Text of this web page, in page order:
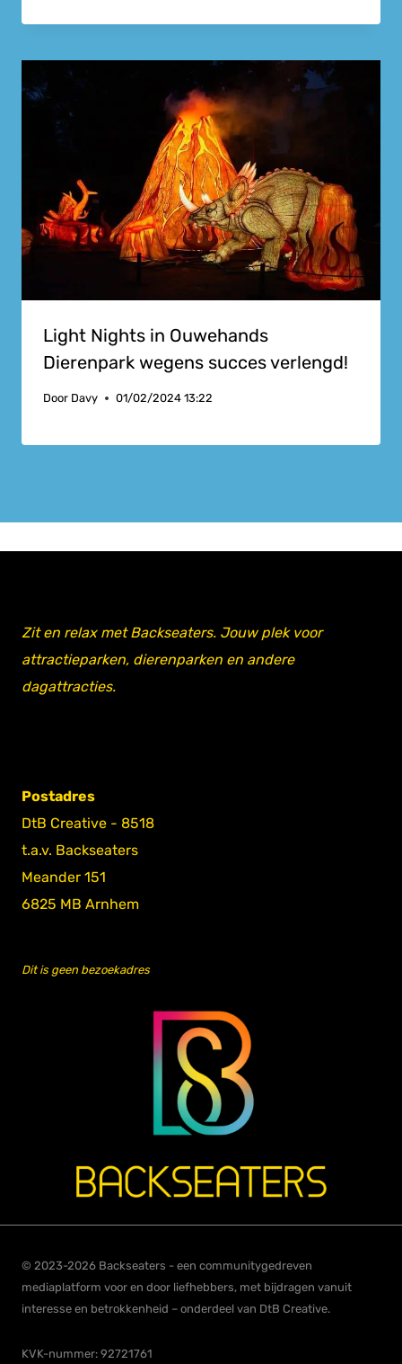
Light Nights in Ouwehands
Dierenpark wegens succes verlengd!
Door Davy 01/02/2024 13:22
Zit en relax met Backseaters. Jouw plek voor
attractieparken, dierenparken en andere
dagattracties.
Postadres
DtB Creative - 8518
t.a.v. Backseaters
Meander 151
6825 MB Arnhem
Dit is geen bezoekadres
© 2023-2026 Backseaters - een communitygedreven
mediaplatform voor en door liefhebbers, met bijdragen vanuit
interesse en betrokkenheid – onderdeel van DtB Creative.
KVK-nummer: 92721761